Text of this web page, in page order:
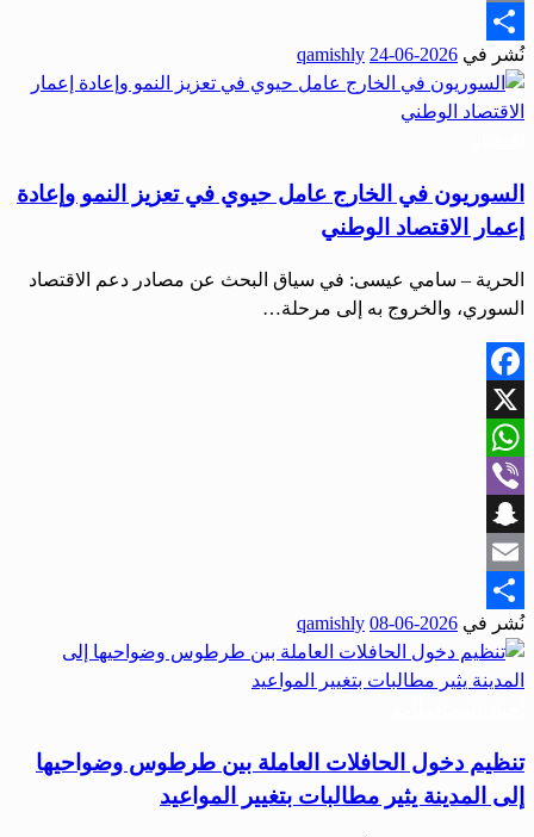
Email
Share
نُشر في 2026-06-24
qamishly
السوريون في الخارج عامل حيوي في تعزيز النمو وإعادة
إعمار الاقتصاد الوطني
الحرية – سامي عيسى: في سياق البحث عن مصادر دعم الاقتصاد
السوري، والخروج به إلى مرحلة…
Facebook
X
WhatsApp
Viber
Snapchat
Email
Share
نُشر في 2026-06-08
qamishly
تنظيم دخول الحافلات العاملة بين طرطوس وضواحيها
إلى المدينة يثير مطالبات بتغيير المواعيد